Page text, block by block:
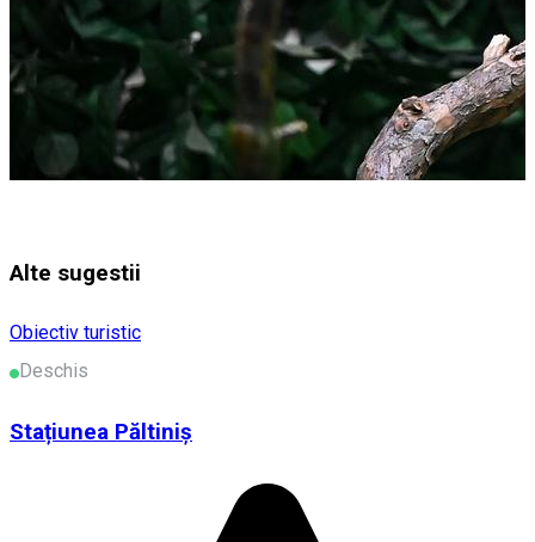
Alte sugestii
Obiectiv turistic
Deschis
Stațiunea Păltiniș